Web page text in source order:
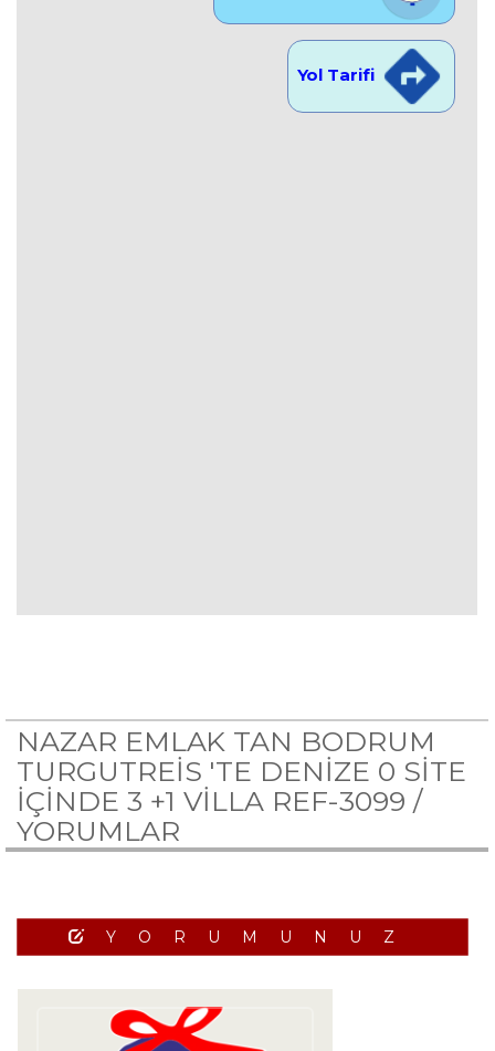
Yol Tarifi
NAZAR EMLAK TAN BODRUM
TURGUTREİS 'TE DENİZE 0 SİTE
İÇİNDE 3 +1 VİLLA REF-3099 /
YORUMLAR
YORUMUNUZ